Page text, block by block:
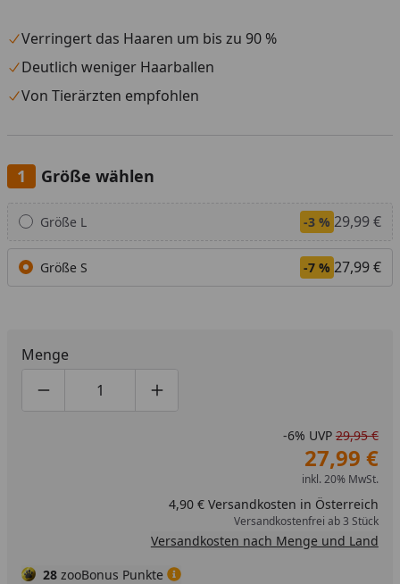
Verringert das Haaren um bis zu 90 %
Deutlich weniger Haarballen
Von Tierärzten empfohlen
Größe wählen
Alle anzeigen (2)
Größe L -3 % 29,99 €
Größe S -7 % 27,99 €
Menge
Produktmenge um eins verringern
Produktmenge manuell eingeben
Produktmenge um eins erhöhen
-6% UVP 29,95 €
27,99 €
inkl. 20% MwSt.
4,90 € Versandkosten in Österreich
Versandkostenfrei ab 3 Stück
Versandkosten nach Menge und Land
28 zooBonus Punkte